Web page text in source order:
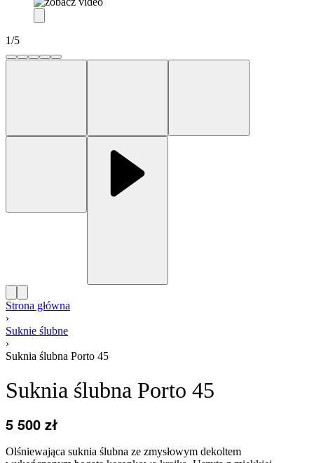
1/5
Strona główna
›
Suknie ślubne
›
Suknia ślubna Porto 45
Suknia ślubna Porto 45
5 500 zł
Olśniewająca suknia ślubna ze zmysłowym dekoltem